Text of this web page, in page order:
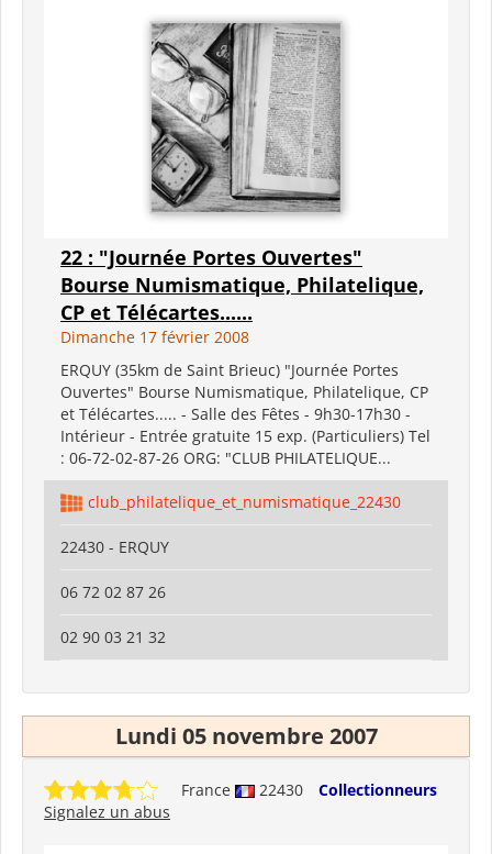
22 : "Journée Portes Ouvertes"
Bourse Numismatique, Philatelique,
CP et Télécartes......
Dimanche 17 février 2008
ERQUY (35km de Saint Brieuc) "Journée Portes
Ouvertes" Bourse Numismatique, Philatelique, CP
et Télécartes..... - Salle des Fêtes - 9h30-17h30 -
Intérieur - Entrée gratuite 15 exp. (Particuliers) Tel
: 06-72-02-87-26 ORG: "CLUB PHILATELIQUE...
club_philatelique_et_numismatique_22430
22430 - ERQUY
06 72 02 87 26
02 90 03 21 32
Lundi 05 novembre 2007
France 22430
Collectionneurs
Signalez un abus